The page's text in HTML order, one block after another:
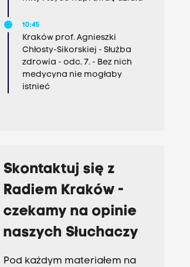
10:45
Kraków prof. Agnieszki
Chłosty-Sikorskiej - Służba
zdrowia - odc. 7. - Bez nich
medycyna nie mogłaby
istnieć
Skontaktuj się z
Radiem Kraków -
czekamy na opinie
naszych Słuchaczy
Pod każdym materiałem na